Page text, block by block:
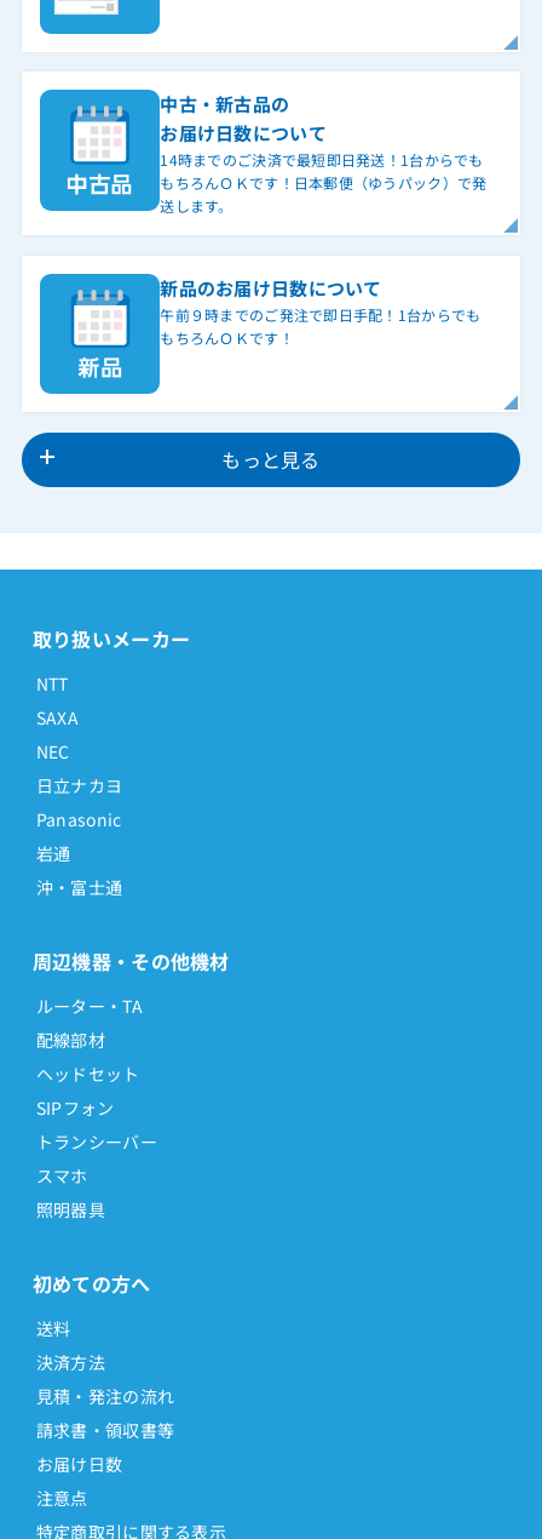
中古・新古品の
お届け日数について
14時までのご決済で最短即日発送！1台からでも
もちろんＯＫです！日本郵便（ゆうパック）で発
送します。
新品のお届け日数について
午前９時までのご発注で即日手配！1台からでも
もちろんＯＫです！
もっと見る
取り扱いメーカー
NTT
SAXA
NEC
日立ナカヨ
Panasonic
岩通
沖・富士通
周辺機器・その他機材
ルーター・TA
配線部材
ヘッドセット
SIPフォン
トランシーバー
スマホ
照明器具
初めての方へ
送料
決済方法
見積・発注の流れ
請求書・領収書等
お届け日数
注意点
特定商取引に関する表示